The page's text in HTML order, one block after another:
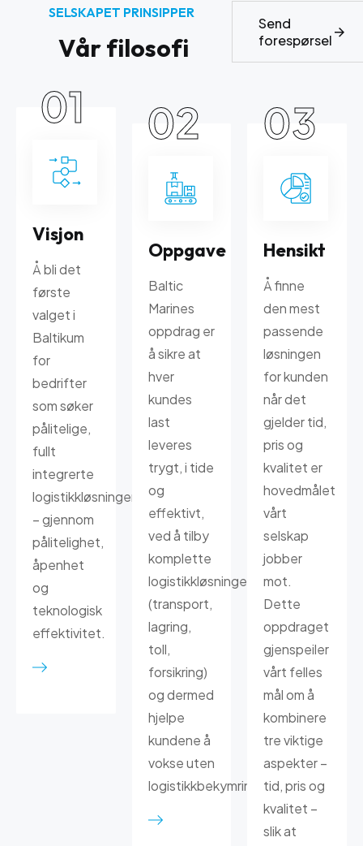
SELSKAPET PRINSIPPER
Vårfilosofi
Send
forespørsel
01
Visjon
Å bli det
første
valget i
Baltikum
for
bedrifter
som søker
pålitelige,
fullt
integrerte
logistikkløsninger
– gjennom
pålitelighet,
åpenhet
og
teknologisk
effektivitet.
02
Oppgave
Baltic
Marines
oppdrag er
å sikre at
hver
kundes
last
leveres
trygt, i tide
og
effektivt,
ved å tilby
komplette
logistikkløsninger
(transport,
lagring,
toll,
forsikring)
og dermed
hjelpe
kundene å
vokse uten
logistikkbekymringer.
03
Hensikt
Å finne
den mest
passende
løsningen
for kunden
når det
gjelder tid,
pris og
kvalitet er
hovedmålet
vårt
selskap
jobber
mot.
Dette
oppdraget
gjenspeiler
vårt felles
mål om å
kombinere
tre viktige
aspekter –
tid, pris og
kvalitet –
slik at